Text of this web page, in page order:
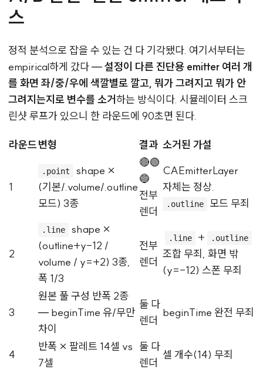
스
정적 분석으로 잡을 수 있는 건 다 기각됐다. 여기서부터는
empirical하게 갔다 —설정이 다른 진단용 emitter 여러 개
를 화면 좌/중/우에 색깔별로 깔고, 뭐가 그려지고 뭐가 안
그려지는지로 변수를 소거하는 방식이다. 시뮬레이터 스크
린샷 루프가 있으니 한 라운드에 90초면 된다.
라운드변형 결과 소거된 가설
1
.point
shape ×
(기본/.volume/.outline
모드) 3종
🔴🟢
🔵
전부
렌더
CAEmitterLayer
자체는 정상.
.outline 모드 무죄
2
.line
shape ×
(outline+y-12 /
volume / y=+2) 3종,
폭 1/3
전부
렌더
.line + .outline
조합 무죄, 화면 밖
(y=-12) 스폰 무죄
3
원본 풀 구성 반폭 2종
— beginTime 유/무만
차이
둘 다
렌더
beginTime 완전 무죄
4
반폭 × 팔레트 14셀 vs
7셀
둘 다
렌더
셀 개수(14) 무죄